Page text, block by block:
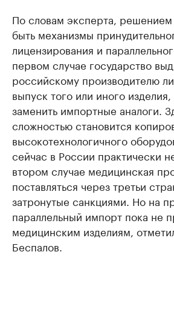
По словам эксперта,
быть механизмы
лицензирования и
первом случае государство
российскому производителю
выпуск того или иного
заменить импортные аналоги.
сложностью становится
высокотехнологичного
сейчас в России практически
втором случае медицинская
поставляться через третьи
затронутые санкциями. Но на
параллельный импорт пока не
медицинским изделиям,
Беспалов.